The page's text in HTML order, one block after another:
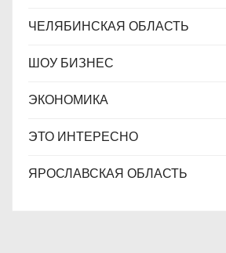
ЧЕЛЯБИНСКАЯ ОБЛАСТЬ
ШОУ БИЗНЕС
ЭКОНОМИКА
ЭТО ИНТЕРЕСНО
ЯРОСЛАВСКАЯ ОБЛАСТЬ